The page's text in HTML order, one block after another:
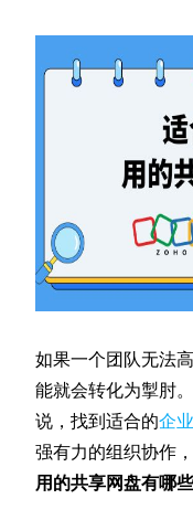
如果一个团队无法
能就会转化为掣肘
说，找到适合的企
强有力的组织协作
用的共享网盘有哪